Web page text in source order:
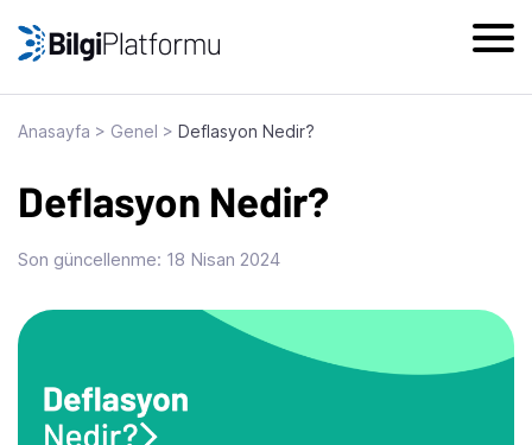
Anasayfa > Genel > Deflasyon Nedir?
Deflasyon Nedir?
Son güncellenme: 18 Nisan 2024